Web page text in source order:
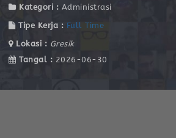
Kategori : Administrasi
Tipe Kerja : Full Time
Lokasi : Gresik
Tangal : 2026-06-30